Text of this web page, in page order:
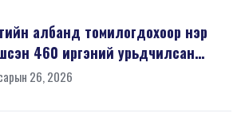
албанд томилогдохоор нэр
460 иргэний урьдчилсан
26, 2026